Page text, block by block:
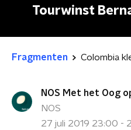
Tourwinst
Fragmenten
NOS Met het Oog
NOS
27 juli 2019 23:00 -